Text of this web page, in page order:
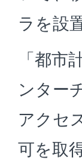
ラを設
「都市
ンター
アクセ
可を取